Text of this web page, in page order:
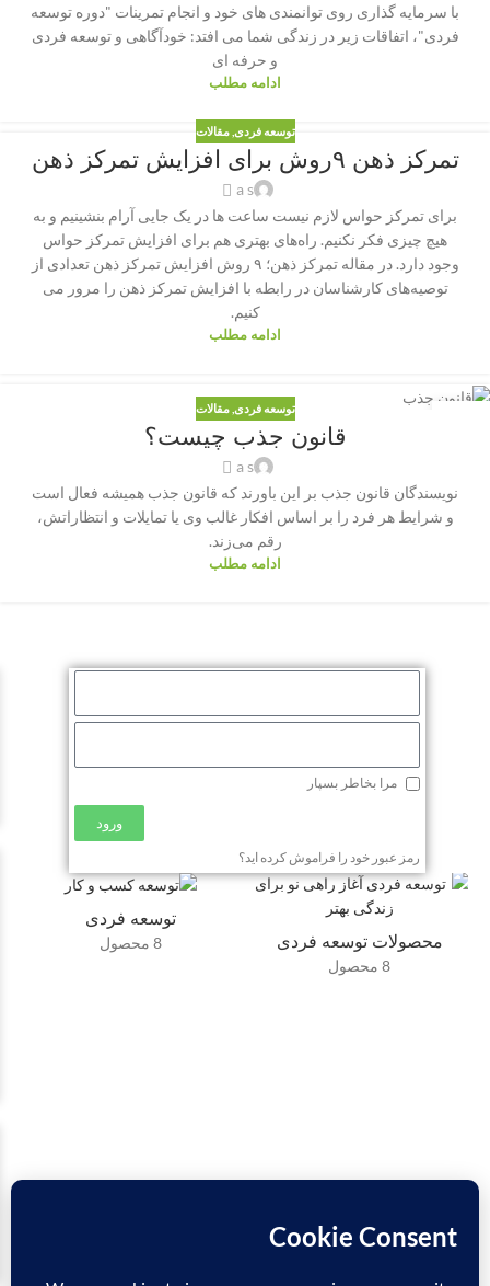
با سرمایه گذاری روی توانمندی های خود و انجام تمرینات "دوره توسعه
فردی"، اتفاقات زیر در زندگی شما می افتد: خودآگاهی و توسعه فردی
و حرفه ای
ادامه مطلب
توسعه فردی ,مقالات
تمرکز ذهن ۹روش برای افزایش تمرکز ذهن
a s
برای تمرکز حواس لازم نیست ساعت ها در یک جایی آرام بنشینیم و به
هیچ چیزی فکر نکنیم. راه‌های بهتری هم برای افزایش تمرکز حواس
وجود دارد. در مقاله تمرکز ذهن؛ ۹ روش افزایش تمرکز ذهن تعدادی از
توصیه‌های کارشناسان در رابطه با افزایش تمرکز ذهن را مرور می
کنیم.
ادامه مطلب
توسعه فردی ,مقالات
قانون جذب چیست؟
a s
نویسندگان قانون جذب بر این باورند که قانون جذب همیشه فعال است
و شرایط هر فرد را بر اساس افکار غالب وی یا تمایلات و انتظاراتش،
رقم می‌زند.
ادامه مطلب
مرا بخاطر بسپار
ورود
رمز عبور خود را فراموش کرده اید؟
محصولات توسعه فردی
8 محصول
توسعه فردی
8 محصول